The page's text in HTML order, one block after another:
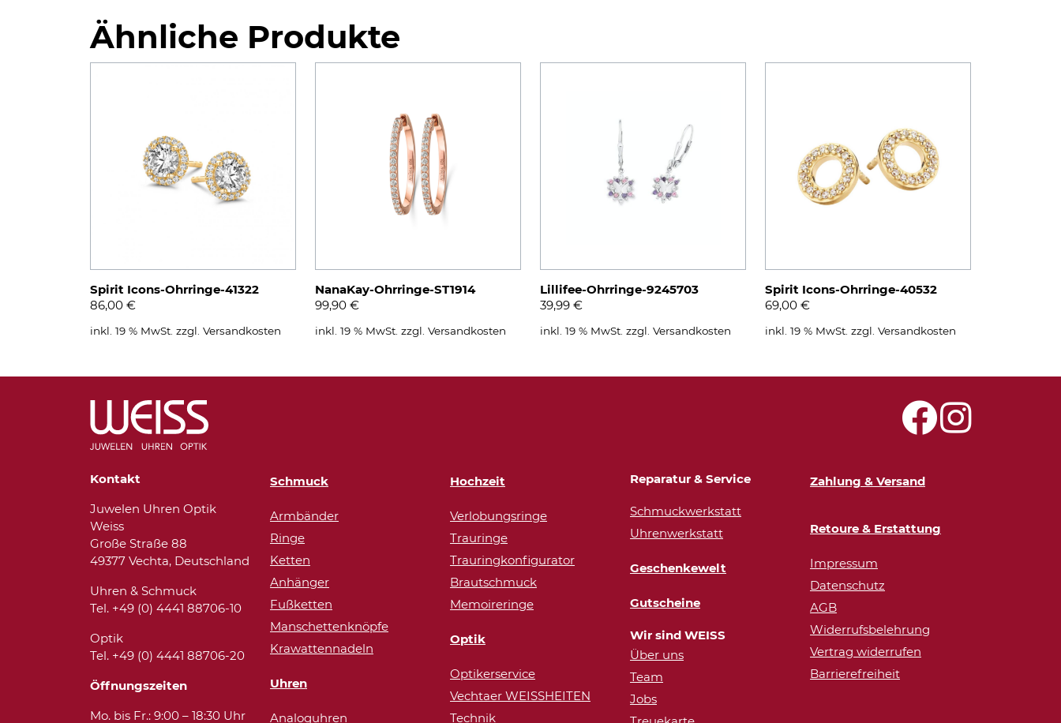
Ähnliche Produkte
Spirit Icons-Ohrringe-41322
86,00 €
inkl. 19 % MwSt. zzgl. Versandkosten
NanaKay-Ohrringe-ST1914
99,90 €
inkl. 19 % MwSt. zzgl. Versandkosten
Lillifee-Ohrringe-9245703
39,99 €
inkl. 19 % MwSt. zzgl. Versandkosten
Spirit Icons-Ohrringe-40532
69,00 €
inkl. 19 % MwSt. zzgl. Versandkosten
Kontakt
Juwelen Uhren Optik
Weiss
Große Straße 88
49377 Vechta, Deutschland
Uhren & Schmuck
Tel. +49 (0) 4441 88706-10
Optik
Tel. +49 (0) 4441 88706-20
Öffnungszeiten
Mo. bis Fr.: 9:00 – 18:30 Uhr
Schmuck
Armbänder
Ringe
Ketten
Anhänger
Fußketten
Manschettenknöpfe
Krawattennadeln
Uhren
Analoguhren
Hochzeit
Verlobungsringe
Trauringe
Trauringkonfigurator
Brautschmuck
Memoireringe
Optik
Optikerservice
Vechtaer WEISSHEITEN
Technik
Reparatur & Service
Schmuckwerkstatt
Uhrenwerkstatt
Geschenkewelt
Gutscheine
Wir sind WEISS
Über uns
Team
Jobs
Zahlung & Versand
Retoure & Erstattung
Impressum
Datenschutz
AGB
Widerrufsbelehrung
Vertrag widerrufen
Barrierefreiheit